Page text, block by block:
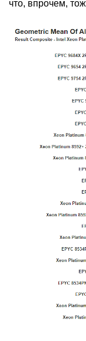
что, впрочем,